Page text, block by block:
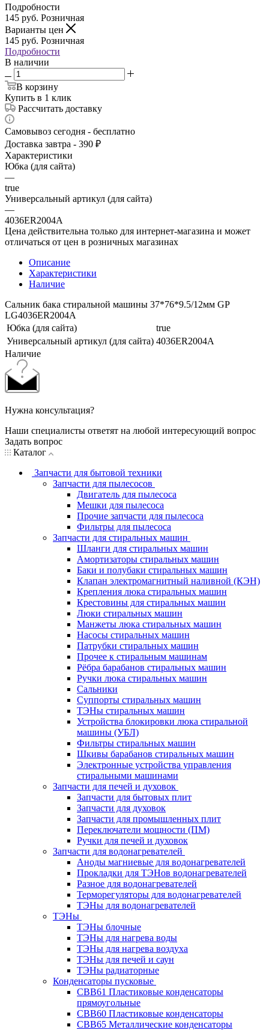
Подробности
145 руб. Розничная
Варианты цен
145 руб. Розничная
Подробности
В наличии
В корзину
Купить в 1 клик
Рассчитать доставку
Самовывоз сегодня - бесплатно
Доставка завтра - 390 ₽
Характеристики
Юбка (для сайта)
—
true
Универсальный артикул (для сайта)
—
4036ER2004A
Цена действительна только для интернет-магазина и может
отличаться от цен в розничных магазинах
Описание
Характеристики
Наличие
Сальник бака стиральной машины 37*76*9.5/12мм GP
LG4036ER2004A
Юбка (для сайта)
true
Универсальный артикул (для сайта) 4036ER2004A
Наличие
Нужна консультация?
Наши специалисты ответят на любой интересующий вопрос
Задать вопрос
Каталог
Запчасти для бытовой техники
Запчасти для пылесосов
Двигатель для пылесоса
Мешки для пылесоса
Прочие запчасти для пылесоса
Фильтры для пылесоса
Запчасти для стиральных машин
Шланги для стиральных машин
Амортизаторы стиральных машин
Баки и полубаки стиральных машин
Клапан электромагнитный наливной (КЭН)
Крепления люка стиральных машин
Крестовины для стиральных машин
Люки стиральных машин
Манжеты люка стиральных машин
Насосы стиральных машин
Патрубки стиральных машин
Прочее к стиральным машинам
Рёбра барабанов стиральных машин
Ручки люка стиральных машин
Сальники
Суппорты стиральных машин
ТЭНы стиральных машин
Устройства блокировки люка стиральной
машины (УБЛ)
Фильтры стиральных машин
Шкивы барабанов стиральных машин
Электронные устройства управления
стиральными машинами
Запчасти для печей и духовок
Запчасти для бытовых плит
Запчасти для духовок
Запчасти для промышленных плит
Переключатели мощности (ПМ)
Ручки для печей и духовок
Запчасти для водонагревателей
Аноды магниевые для водонагревателей
Прокладки для ТЭНов водонагревателей
Разное для водонагревателей
Терморегуляторы для водонагревателей
ТЭНы для водонагревателей
ТЭНы
ТЭНы блочные
ТЭНы для нагрева воды
ТЭНы для нагрева воздуха
ТЭНы для печей и саун
ТЭНы радиаторные
Конденсаторы пусковые
CBB61 Пластиковые конденсаторы
прямоугольные
CBB60 Пластиковые конденсаторы
CBB65 Металлические конденсаторы